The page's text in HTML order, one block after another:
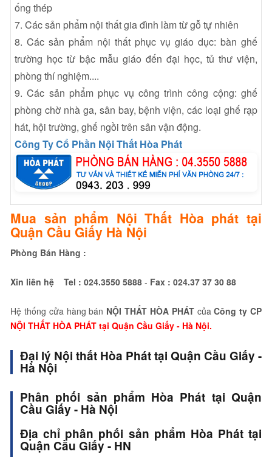
ống thép
7. Các sản phẩm nội thất gia đình làm từ gỗ tự nhiên
8. Các sản phẩm nội thất phục vụ giáo dục: bàn ghế
trường học từ bậc mẫu giáo đến đại học, tủ thư viện,
phòng thí nghiệm....
9. Các sản phẩm phục vụ công trình công cộng: ghế
phòng chờ nhà ga, sân bay, bệnh viện, các loại ghế rạp
hát, hội trường, ghế ngồi trên sân vận động.
Công Ty Cổ Phần Nội Thất Hòa Phát
Mua sản phẩm Nội Thất Hòa phát tại
Quận Cầu Giấy Hà Nội
Phòng Bán Hàng :
Xin liên hệ Tel : 024.3550 5888 - Fax : 024.37 37 30 88
Hệ thống cửa hàng bán NỘI THẤT HÒA PHÁTcủaCông ty CP
NỘI THẤT HÒA PHÁT tại Quận Cầu Giấy - Hà Nội.
Đại lý Nội thất Hòa Phát tại Quận Cầu Giấy -
Hà Nội
Phân phối sản phẩm Hòa Phát tại Quận
Cầu Giấy - Hà Nội
Địa chỉ phân phối sản phẩm Hòa Phát tại
Quận Cầu Giấy - HN